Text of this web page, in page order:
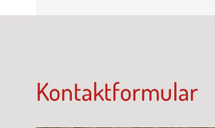
Kontaktformular